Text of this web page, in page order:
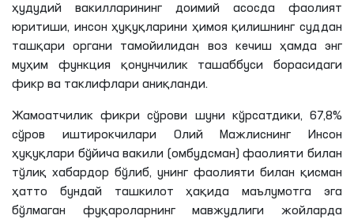
ҳудудий вакилларининг доимий асосда фаолият
юритиши, инсон ҳуқуқларини ҳимоя қилишнинг суддан
ташқари органи тамойилидан воз кечиш ҳамда энг
муҳим функция қонунчилик ташаббуси борасидаги
фикр ва таклифлари аниқланди.
Жамоатчилик фикри сўрови шуни кўрсатдики, 67,8%
сўров иштирокчилари Олий Мажлиснинг Инсон
ҳуқуқлари бўйича вакили (омбудсман) фаолияти билан
тўлиқ хабардор бўлиб, унинг фаолияти билан қисман
ҳатто бундай ташкилот ҳақида маълумотга эга
бўлмаган фуқароларнинг мавжудлиги жойларда